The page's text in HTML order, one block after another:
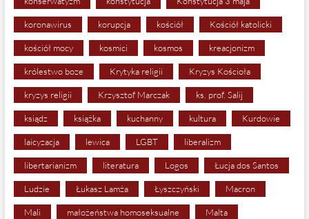
koronawirus korupcja kościół Kościół katolicki
kościół mocy kosmici kosmos kreacjonizm
królestwo boze Krytyka religii Kryzys Kościoła
kryzys religii Krzysztof Marczak ks. prof. Salij
ksiądz książka kuchanny kultura Kurdowie
laicyzacja lewica LGBT liberalizm
libertarianizm literatura Logos Łucja dos Santos
Ludzie Łukasz Lamża Łyszczyński Macron
Mali małożeństwa homoseksualne Malta